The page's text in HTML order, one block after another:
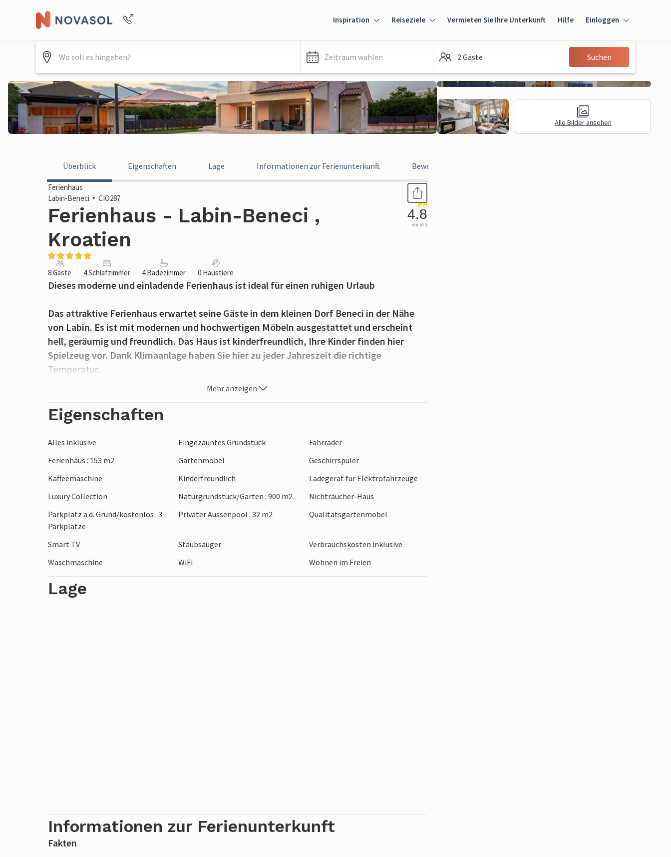
+4940688715475
Inspiration Reiseziele Vermieten Sie Ihre Unterkunft Hilfe Einloggen
Einloggen
Gast
Zeitraum wählen 2 Gäste Suchen
Alle Bilder ansehen
Überblick Eigenschaften Lage Informationen zur Ferienunterkunft Bewertungen
Ferienhaus
Labin-Beneci
CIO287
Ferienhaus - Labin-Beneci ,
Kroatien
4.8
out of 5
8 Gäste 4 Schlafzimmer 4 Badezimmer 0 Haustiere
Dieses moderne und einladende Ferienhaus ist ideal für einen ruhigen Urlaub
Das attraktive Ferienhaus erwartet seine Gäste in dem kleinen Dorf Beneci in der Nähe
von Labin. Es ist mit modernen und hochwertigen Möbeln ausgestattet und erscheint
hell, geräumig und freundlich. Das Haus ist kinderfreundlich, Ihre Kinder finden hier
Spielzeug vor. Dank Klimaanlage haben Sie hier zu jeder Jahreszeit die richtige
Temperatur.
Der beheizte Außenpool ist ein Highlight dieses Ferienhauses, außerdem haben Sie eine
voll ausgestattete Außenküche zu Ihrer Verfügung. Der Rasen im Garten wird regelmäßig
bewässert.
mittelalterliche Stadt Labin, Rabac mit wunderschönen Kiesstränden und einer
wunderschönen Strandpromenade, von dort können Sie im Sommer eine geführte
Bootsfahrt unternehmen. Die umliegenden Dörfer können Sie mit dem Fahrrad
erkunden.
Aktivitäten.
Mehr anzeigen
Eigenschaften
Alles inklusive Eingezäuntes Grundstück
Fahrräder
Ferienhaus : 153 m2
Gartenmöbel
Geschirrspüler
Kaffeemaschine
Kinderfreundlich
Ladegerät für Elektrofahrzeuge
Luxury Collection
Naturgrundstück/Garten : 900 m2
Nichtraucher-Haus
Parkplatz a.d. Grund/kostenlos : 3
Parkplätze
Privater Aussenpool : 32 m2 Qualitätsgartenmöbel
Smart TV Staubsauger
Verbrauchskosten inklusive
Waschmaschine
WiFi Wohnen im Freien
Lage
Informationen zur Ferienunterkunft
Fakten